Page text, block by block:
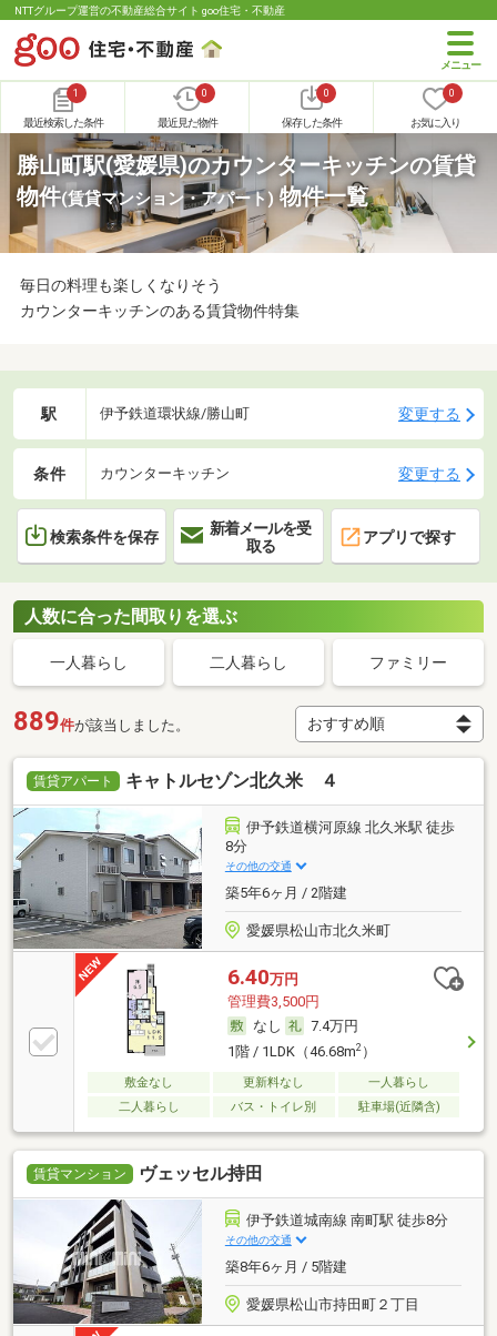
NTTグループ運営の不動産総合サイト goo住宅・不動産
1
最近検索した条件
0
最近見た物件
0
保存した条件
0
お気に入り
勝山町駅(愛媛県)のカウンターキッチンの賃貸
物件(賃貸マンション・アパート)物件一覧
毎日の料理も楽しくなりそう
カウンターキッチンのある賃貸物件特集
駅 伊予鉄道環状線/勝山町 変更する
条件 カウンターキッチン 変更する
検索条件を保存
新着メールを受
取る
アプリで探す
人数に合った間取りを選ぶ
一人暮らし 二人暮らし ファミリー
889件が該当しました。
賃貸アパート キャトルセゾン北久米 ４
伊予鉄道横河原線 北久米駅 徒歩
8分
その他の交通
築5年6ヶ月 / 2階建
愛媛県松山市北久米町
6.40万円
管理費3,500円
なし
7.4万円
1階 / 1LDK（46.68m2）
敷金なし 更新料なし
一人暮らし
二人暮らし
バス・トイレ別 駐車場(近隣含)
賃貸マンション ヴェッセル持田
伊予鉄道城南線 南町駅 徒歩8分
その他の交通
築8年6ヶ月 / 5階建
愛媛県松山市持田町２丁目